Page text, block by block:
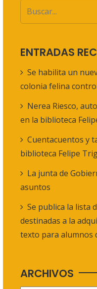
ENTRADAS
Se habilita un
colonia felina
Nerea Riesco,
en la biblioteca
Cuentacuentos y
biblioteca Felipe
La junta de
asuntos
Se publica la lista
destinadas a la
texto para alumnos
ARCHIVOS